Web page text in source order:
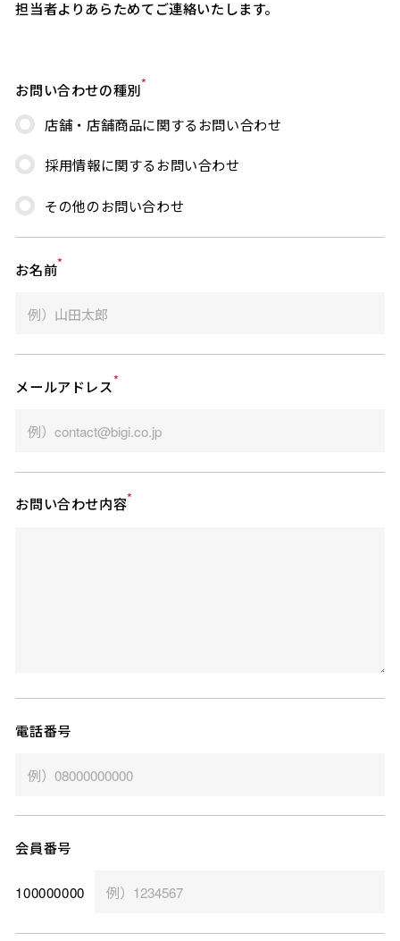
担当者よりあらためてご連絡いたします。
お問い合わせの種別*
店舗・店舗商品に関するお問い合わせ
採用情報に関するお問い合わせ
その他のお問い合わせ
お名前*
メールアドレス*
お問い合わせ内容*
電話番号
会員番号
100000000